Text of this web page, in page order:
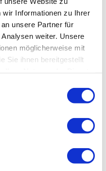
wir Informationen zu Ihrer
unsere Partner für
weiter. Unsere
möglicherweise mit
Sie ihnen bereitgestellt